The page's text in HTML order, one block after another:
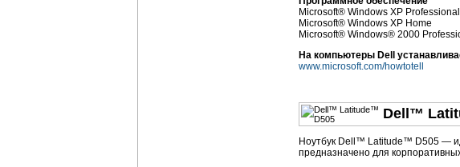
Microsoft® Windows XP Professional
Microsoft® Windows XP Home
Microsoft® Windows® 2000
На компьютеры Dell
www.microsoft.com/howtotell
Dell™
Ноутбук Dell™ Latitude™ D505 —
предназначено для